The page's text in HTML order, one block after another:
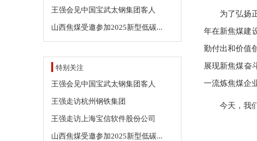
王强会见中国宝武太钢集团客人
山西焦煤受邀参加2025新型低碳...
特别关注
王强会见中国宝武太钢集团客人
王强走访杭州钢铁集团
王强走访上海宝信软件股份公司
山西焦煤受邀参加2025新型低碳...
为了弘扬
年在新焦煤建
勤付出和价值
展现新焦煤奋
一流炼焦煤企
今天，我